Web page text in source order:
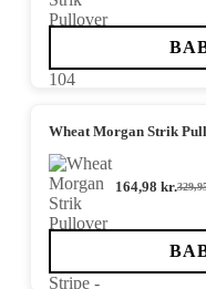
pris
var:
pris
er:
Wheat Morgan Strik
Den
pris
var:
164,98 kr.Den
pris
er: